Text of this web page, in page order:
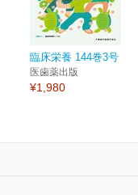
臨床栄養 144巻3号
医歯薬出版
¥1,980